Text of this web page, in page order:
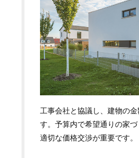
工事会社と協議し、建物の
す。予算内で希望通りの家づ
適切な価格交渉が重要です。